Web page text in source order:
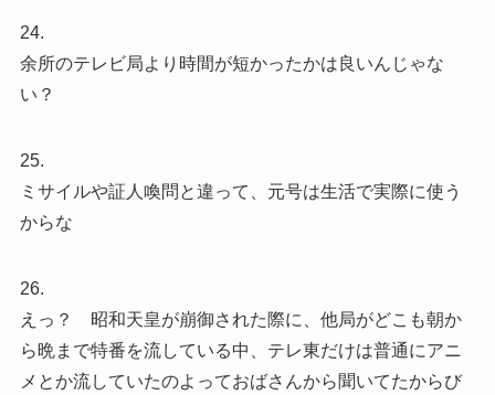
24.
余所のテレビ局より時間が短かったかは良いんじゃな
い？
25.
ミサイルや証人喚問と違って、元号は生活で実際に使う
からな
26.
えっ？ 昭和天皇が崩御された際に、他局がどこも朝か
ら晩まで特番を流している中、テレ東だけは普通にアニ
メとか流していたのよっておばさんから聞いてたからび